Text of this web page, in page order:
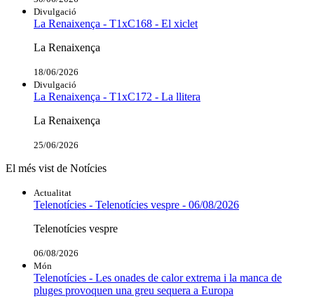
Divulgació
La Renaixença - T1xC168 - El xiclet
La Renaixença
18/06/2026
Divulgació
La Renaixença - T1xC172 - La llitera
La Renaixença
25/06/2026
El més vist de Notícies
Actualitat
Telenotícies - Telenotícies vespre - 06/08/2026
Telenotícies vespre
06/08/2026
Món
Telenotícies - Les onades de calor extrema i la manca de
pluges provoquen una greu sequera a Europa